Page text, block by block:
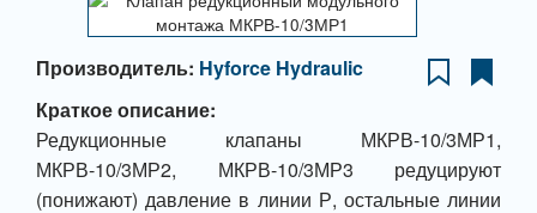
Производитель: Hyforce Hydraulic
Краткое описание:
Редукционные клапаны МКРВ-10/3МР1,
МКРВ-10/3МР2, МКРВ-10/3МР3 редуцируют
(понижают) давление в линии Р, остальные линии